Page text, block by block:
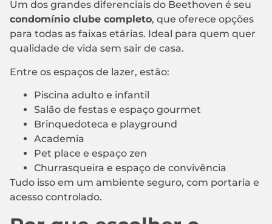
Um dos grandes diferenciais do Beethoven é seu
condomínio clube completo, que oferece opções
para todas as faixas etárias. Ideal para quem quer
qualidade de vida sem sair de casa.
Entre os espaços de lazer, estão:
Piscina adulto e infantil
Salão de festas e espaço gourmet
Brinquedoteca e playground
Academia
Pet place e espaço zen
Churrasqueira e espaço de convivência
Tudo isso em um ambiente seguro, com portaria e
acesso controlado.